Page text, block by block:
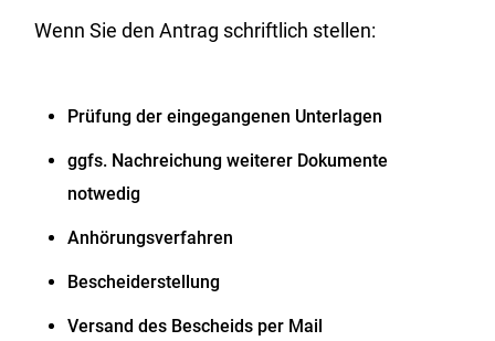
Wenn Sie den Antrag schriftlich stellen:
Prüfung der eingegangenen Unterlagen
ggfs. Nachreichung weiterer Dokumente
notwedig
Anhörungsverfahren
Bescheiderstellung
Versand des Bescheids per Mail